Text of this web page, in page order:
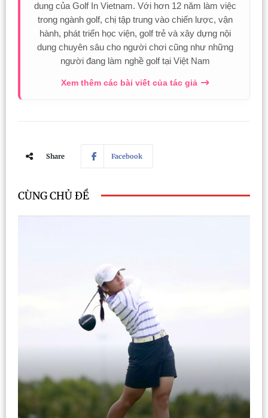
dung của Golf In Vietnam. Với hơn 12 năm làm việc
trong ngành golf, chị tập trung vào chiến lược, vận
hành, phát triển học viện, golf trẻ và xây dựng nội
dung chuyên sâu cho người chơi cũng như những
người đang làm nghề golf tại Việt Nam
Xem thêm các bài viết của tác giả
Share Facebook
CÙNG CHỦ ĐỀ